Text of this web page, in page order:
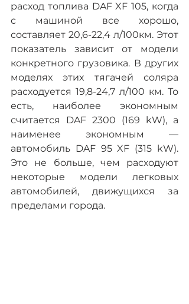
расход топлива DAF XF 105, когда
с машиной все хорошо,
составляет 20,6-22,4 л/100км. Этот
показатель зависит от модели
конкретного грузовика. В других
моделях этих тягачей соляра
расходуется 19,8-24,7 л/100 км. То
есть, наиболее экономным
считается DAF 2300 (169 kW), а
наименее экономным —
автомобиль DAF 95 XF (315 kW).
Это не больше, чем расходуют
некоторые модели легковых
автомобилей, движущихся за
пределами города.